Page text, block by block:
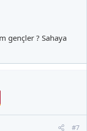
gençler ? Sahaya
#7